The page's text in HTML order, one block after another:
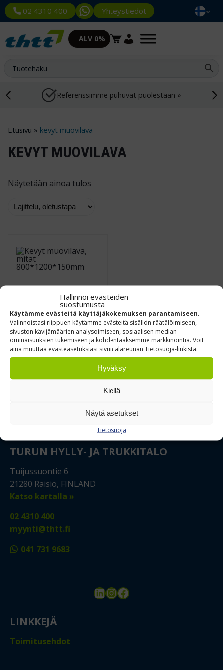
Hallinnoi evästeiden
suostumusta
Käytämme evästeitä käyttäjäkokemuksen parantamiseen.
Valinnoistasi riippuen käytämme evästeitä sisällön räätälöimiseen,
sivuston kävijämäärien analysoimiseen, sosiaalisen median
ominaisuuksien tukemiseen ja kohdentaaksemme markkinointia. Voit
aina muuttaa evästeasetuksiasi sivun alareunan Tietosuoja-linkistä.
Hyväksy
Kiellä
Näytä asetukset
Tietosuoja
02 4310 400 Yhteystiedot
ALV 0%
Referenssimme puhuvat puolestaan »
Etusivu » kevyt muovilava
KEVYT MUOVILAVA
Näytetään ainoa tulos
Kevyt muovilava, EUR
800*1200*150mm,
1000kg
TURUN HYLLY- JA TRUKKITALO
Tuijussuontie 6
21280 Raisio, FINLAND
Katso kartalla »
02 4310 400
myynti@thtt.fi
041 731 9683
LinkedIn
Instagram
Facebook
LINKKEJÄ
Toimitusehdot